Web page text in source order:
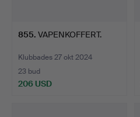
855. VAPENKOFFERT.
Klubbades 27 okt 2024
23 bud
206 USD